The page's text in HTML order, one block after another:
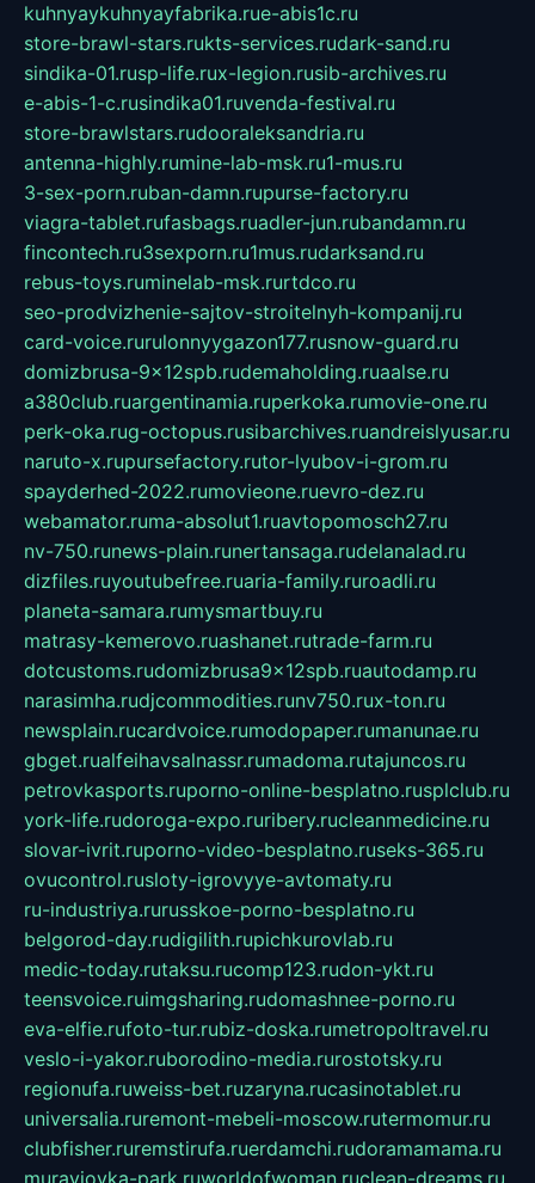
kuhnyaykuhnyayfabrika.rue-abis1c.ru
store-brawl-stars.rukts-services.rudark-sand.ru
sindika-01.rusp-life.rux-legion.rusib-archives.ru
e-abis-1-c.rusindika01.ruvenda-festival.ru
store-brawlstars.rudooraleksandria.ru
antenna-highly.rumine-lab-msk.ru1-mus.ru
3-sex-porn.ruban-damn.rupurse-factory.ru
viagra-tablet.rufasbags.ruadler-jun.rubandamn.ru
fincontech.ru3sexporn.ru1mus.rudarksand.ru
rebus-toys.ruminelab-msk.rurtdco.ru
seo-prodvizhenie-sajtov-stroitelnyh-kompanij.ru
card-voice.rurulonnyygazon177.rusnow-guard.ru
domizbrusa-9x12spb.rudemaholding.ruaalse.ru
a380club.ruargentinamia.ruperkoka.rumovie-one.ru
perk-oka.rug-octopus.rusibarchives.ruandreislyusar.ru
naruto-x.rupursefactory.rutor-lyubov-i-grom.ru
spayderhed-2022.rumovieone.ruevro-dez.ru
webamator.ruma-absolut1.ruavtopomosch27.ru
nv-750.runews-plain.runertansaga.rudelanalad.ru
dizfiles.ruyoutubefree.ruaria-family.ruroadli.ru
planeta-samara.rumysmartbuy.ru
matrasy-kemerovo.ruashanet.rutrade-farm.ru
dotcustoms.rudomizbrusa9x12spb.ruautodamp.ru
narasimha.rudjcommodities.runv750.rux-ton.ru
newsplain.rucardvoice.rumodopaper.rumanunae.ru
gbget.rualfeihavsalnassr.rumadoma.rutajuncos.ru
petrovkasports.ruporno-online-besplatno.rusplclub.ru
york-life.rudoroga-expo.ruribery.rucleanmedicine.ru
slovar-ivrit.ruporno-video-besplatno.ruseks-365.ru
ovucontrol.rusloty-igrovyye-avtomaty.ru
ru-industriya.rurusskoe-porno-besplatno.ru
belgorod-day.rudigilith.rupichkurovlab.ru
medic-today.rutaksu.rucomp123.rudon-ykt.ru
teensvoice.ruimgsharing.rudomashnee-porno.ru
eva-elfie.rufoto-tur.rubiz-doska.rumetropoltravel.ru
veslo-i-yakor.ruborodino-media.rurostotsky.ru
regionufa.ruweiss-bet.ruzaryna.rucasinotablet.ru
universalia.ruremont-mebeli-moscow.rutermomur.ru
clubfisher.ruremstirufa.ruerdamchi.rudoramamama.ru